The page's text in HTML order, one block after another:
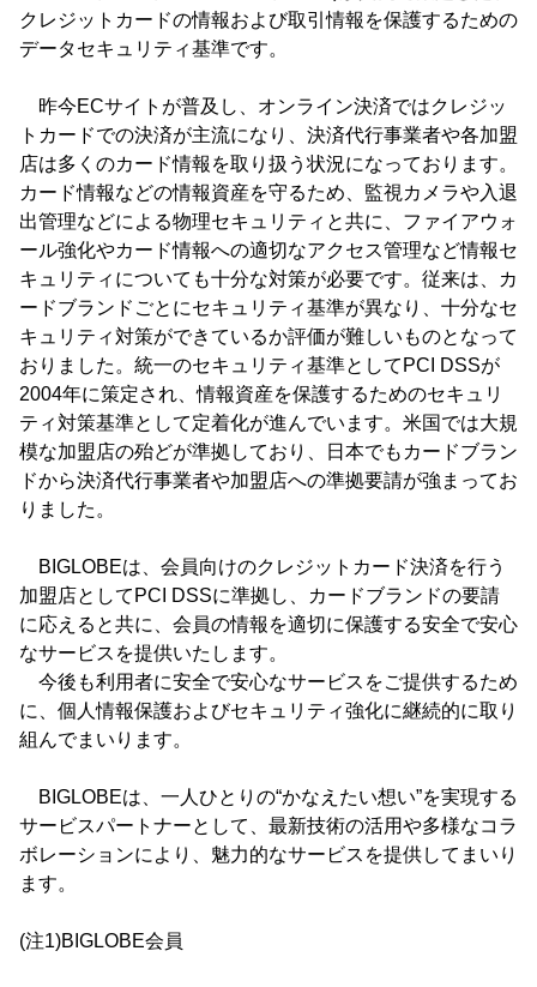
クレジットカードの情報および取引情報を保護するための
データセキュリティ基準です。
昨今ECサイトが普及し、オンライン決済ではクレジッ
トカードでの決済が主流になり、決済代行事業者や各加盟
店は多くのカード情報を取り扱う状況になっております。
カード情報などの情報資産を守るため、監視カメラや入退
出管理などによる物理セキュリティと共に、ファイアウォ
ール強化やカード情報への適切なアクセス管理など情報セ
キュリティについても十分な対策が必要です。従来は、カ
ードブランドごとにセキュリティ基準が異なり、十分なセ
キュリティ対策ができているか評価が難しいものとなって
おりました。統一のセキュリティ基準としてPCI DSSが
2004年に策定され、情報資産を保護するためのセキュリ
ティ対策基準として定着化が進んでいます。米国では大規
模な加盟店の殆どが準拠しており、日本でもカードブラン
ドから決済代行事業者や加盟店への準拠要請が強まってお
りました。
BIGLOBEは、会員向けのクレジットカード決済を行う
加盟店としてPCI DSSに準拠し、カードブランドの要請
に応えると共に、会員の情報を適切に保護する安全で安心
なサービスを提供いたします。
今後も利用者に安全で安心なサービスをご提供するため
に、個人情報保護およびセキュリティ強化に継続的に取り
組んでまいります。
BIGLOBEは、一人ひとりの“かなえたい想い”を実現する
サービスパートナーとして、最新技術の活用や多様なコラ
ボレーションにより、魅力的なサービスを提供してまいり
ます。
(注1)BIGLOBE会員